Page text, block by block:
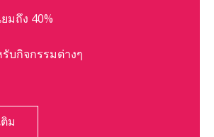
มถึง 40%
บกิจกรรมต่างๆ
ม